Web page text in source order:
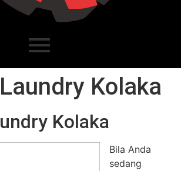
Kolaka
Kolaka
Bila Anda
sedang